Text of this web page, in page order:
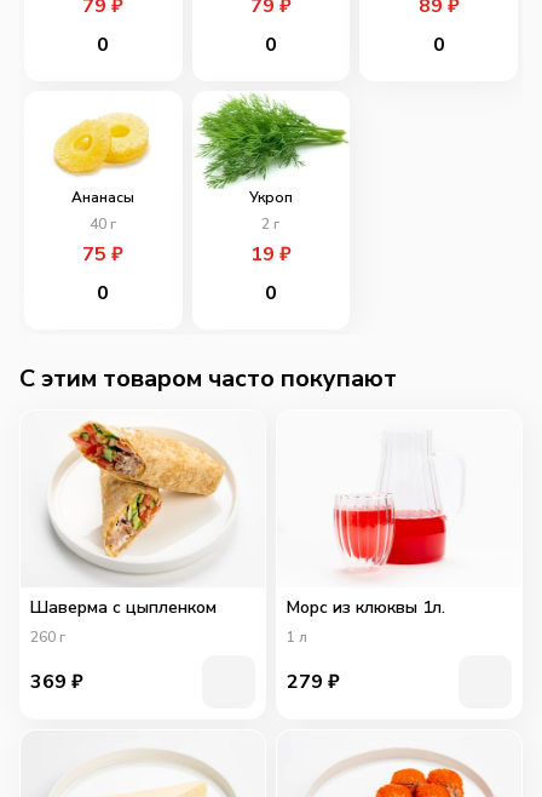
79₽
0
79 ₽
0
89 ₽
0
Ананасы
40 г
75₽
0
Укроп
2 г
19 ₽
0
C этим товаром часто покупают
Шаверма с цыпленком
260 г
369 ₽
Морс из клюквы 1л.
1 л
279 ₽